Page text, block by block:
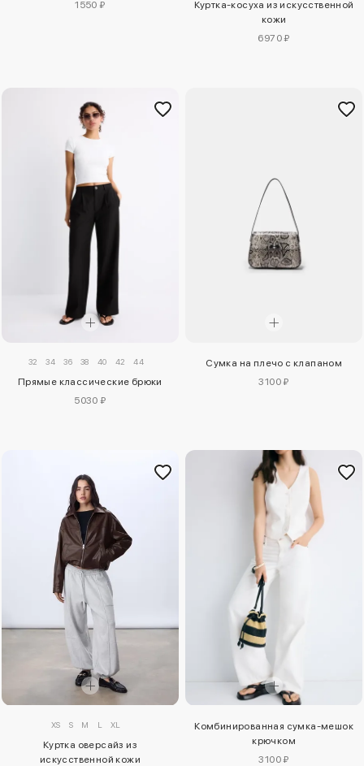
1550 ₽
Куртка-косуха из искусственной
кожи
6970 ₽
32 34 36 38 40 42 44
Прямые классические брюки
5030 ₽
Сумка на плечо с клапаном
3100 ₽
XS S M L XL
Куртка оверсайз из
искусственной кожи
Комбинированная сумка-мешок
крючком
3100 ₽